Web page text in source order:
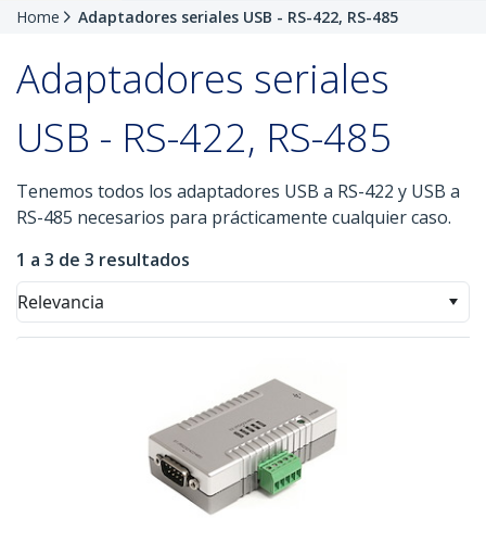
Home Adaptadores seriales USB - RS-422, RS-485
Adaptadores seriales
USB - RS-422, RS-485
Tenemos todos los adaptadores USB a RS-422 y USB a
RS-485 necesarios para prácticamente cualquier caso.
1 a 3 de 3 resultados
Relevancia